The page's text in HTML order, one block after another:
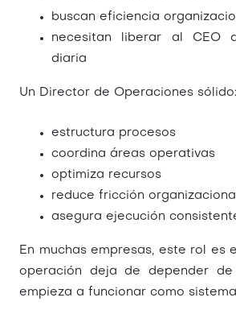
buscan eficiencia
necesitan liberar al CEO
diaria
Un Director de Operaciones sólido:
estructura procesos
coordina áreas operativas
optimiza recursos
reduce fricción organizacional
asegura ejecución
En muchas empresas, este rol es
operación deja de depender de
empieza a funcionar como